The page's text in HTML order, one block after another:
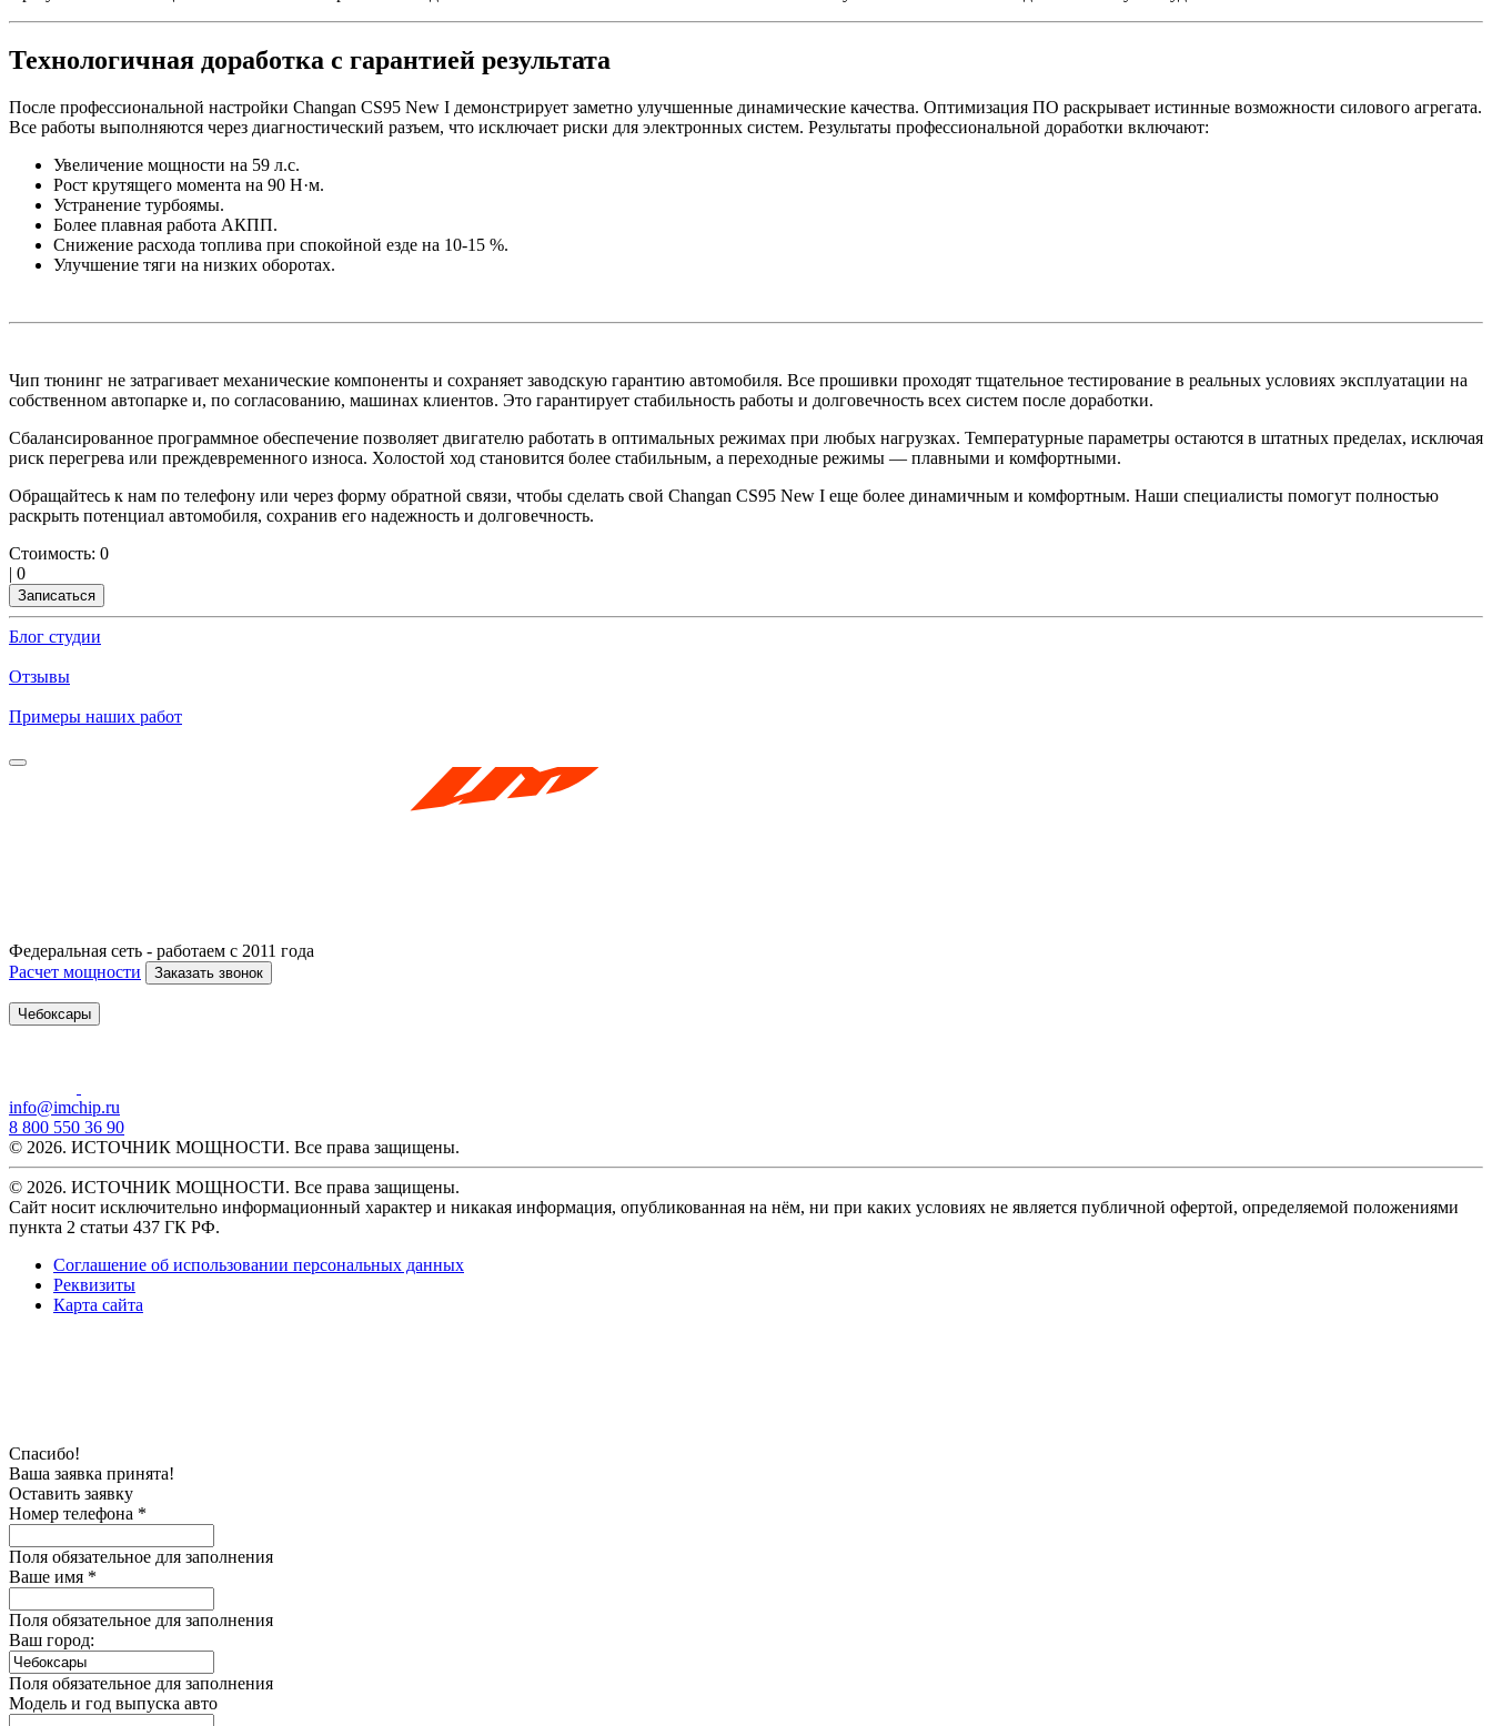
Технологичная доработка с гарантией результата
После профессиональной настройки Changan CS95 New I демонстрирует заметно улучшенные динамические качества. Оптимизация ПО раскрывает истинные возможности силового агрегата.
Все работы выполняются через диагностический разъем, что исключает риски для электронных систем. Результаты профессиональной доработки включают:
Увеличение мощности на 59 л.с.
Рост крутящего момента на 90 Н·м.
Устранение турбоямы.
Более плавная работа АКПП.
Снижение расхода топлива при спокойной езде на 10-15 %.
Улучшение тяги на низких оборотах.
Чип тюнинг не затрагивает механические компоненты и сохраняет заводскую гарантию автомобиля. Все прошивки проходят тщательное тестирование в реальных условиях эксплуатации на
собственном автопарке и, по согласованию, машинах клиентов. Это гарантирует стабильность работы и долговечность всех систем после доработки.
Сбалансированное программное обеспечение позволяет двигателю работать в оптимальных режимах при любых нагрузках. Температурные параметры остаются в штатных пределах, исключая
риск перегрева или преждевременного износа. Холостой ход становится более стабильным, а переходные режимы — плавными и комфортными.
Обращайтесь к нам по телефону или через форму обратной связи, чтобы сделать свой Changan CS95 New I еще более динамичным и комфортным. Наши специалисты помогут полностью
раскрыть потенциал автомобиля, сохранив его надежность и долговечность.
Стоимость: 0
| 0
Записаться
Блог студии
Отзывы
Примеры наших работ
Федеральная сеть - работаем с 2011 года
Расчет мощности
Заказать звонок
Чебоксары
info@imchip.ru
8 800 550 36 90
© 2026. ИСТОЧНИК МОЩНОСТИ. Все права защищены.
© 2026. ИСТОЧНИК МОЩНОСТИ. Все права защищены.
Сайт носит исключительно информационный характер и никакая информация, опубликованная на нём, ни при каких условиях не является публичной офертой, определяемой положениями
пункта 2 статьи 437 ГК РФ.
Соглашение об использовании персональных данных
Реквизиты
Карта сайта
Спасибо!
Ваша заявка принята!
Оставить заявку
Номер телефона *
Поля обязательное для заполнения
Ваше имя *
Поля обязательное для заполнения
Ваш город:
Поля обязательное для заполнения
Модель и год выпуска авто